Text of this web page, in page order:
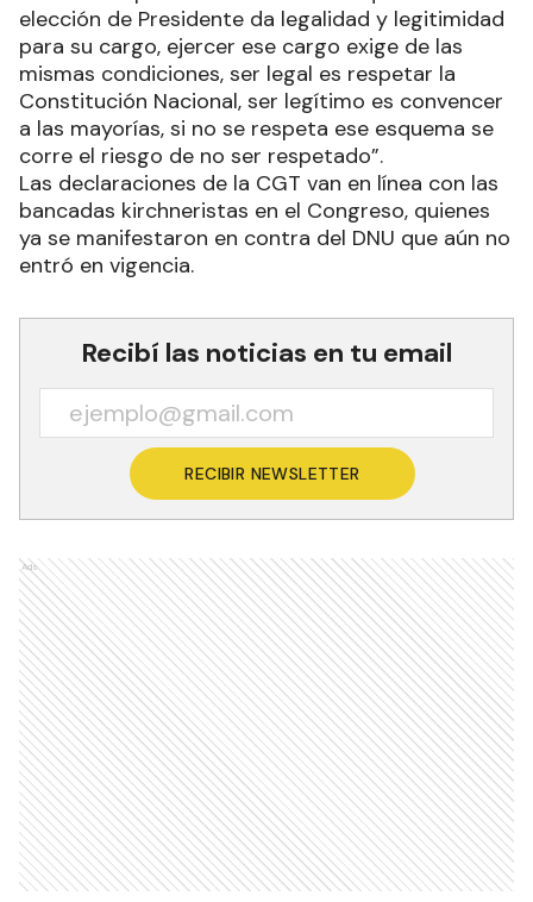
elección de Presidente da legalidad y legitimidad
para su cargo, ejercer ese cargo exige de las
mismas condiciones, ser legal es respetar la
Constitución Nacional, ser legítimo es convencer
a las mayorías, si no se respeta ese esquema se
corre el riesgo de no ser respetado”.
Las declaraciones de la CGT van en línea con las
bancadas kirchneristas en el Congreso, quienes
ya se manifestaron en contra del DNU que aún no
entró en vigencia.
Recibí las noticias en tu email
RECIBIR NEWSLETTER
Ads